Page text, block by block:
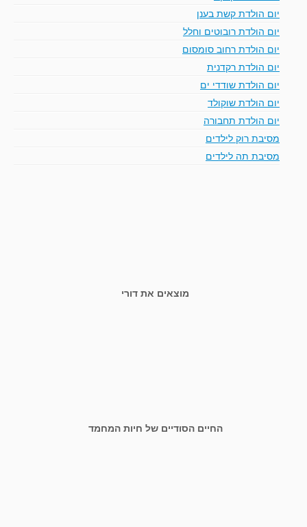
יום הולדת קשת בענן
יום הולדת רובוטים וחלל
יום הולדת רחוב סומסום
יום הולדת רקדנית
יום הולדת שודדי ים
יום הולדת שוקולד
יום הולדת תחבורה
מסיבת רוק לילדים
מסיבת תה לילדים
מוצאים את דורי
החיים הסודיים של חיות המחמד